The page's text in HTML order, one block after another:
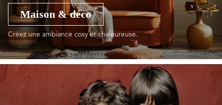
Maison & déco
Créez une ambiance cosy et chaleureuse.